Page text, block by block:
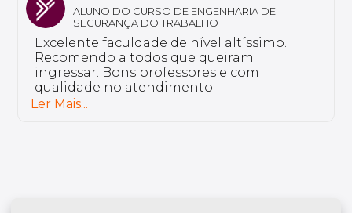
ALUNO DO CURSO DE ENGENHARIA DE
SEGURANÇA DO TRABALHO
Excelente faculdade de nível altíssimo.
Recomendo a todos que queiram
ingressar. Bons professores e com
qualidade no atendimento.
Ler Mais...